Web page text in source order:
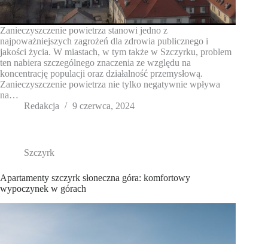
Zanieczyszczenie powietrza stanowi jedno z
najpoważniejszych zagrożeń dla zdrowia publicznego i
jakości życia. W miastach, w tym także w Szczyrku, problem
ten nabiera szczególnego znaczenia ze względu na
koncentrację populacji oraz działalność przemysłową.
Zanieczyszczenie powietrza nie tylko negatywnie wpływa
na…
Redakcja
9 czerwca, 2024
Szczyrk
Apartamenty szczyrk słoneczna góra: komfortowy
wypoczynek w górach